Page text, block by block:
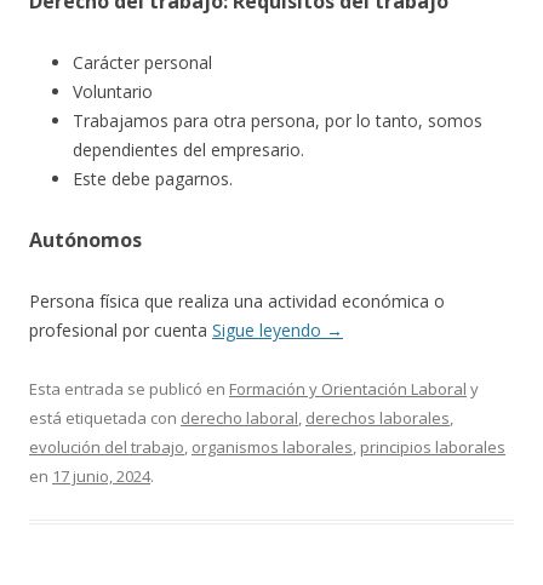
Carácter personal
Voluntario
Trabajamos para otra persona, por lo tanto, somos
dependientes del empresario.
Este debe pagarnos.
Autónomos
Persona física que realiza una actividad económica o
profesional por cuenta Sigue leyendo →
Esta entrada se publicó en Formación y Orientación Laboral y
está etiquetada con derecho laboral, derechos laborales,
evolución del trabajo, organismos laborales, principios laborales
en 17 junio, 2024.